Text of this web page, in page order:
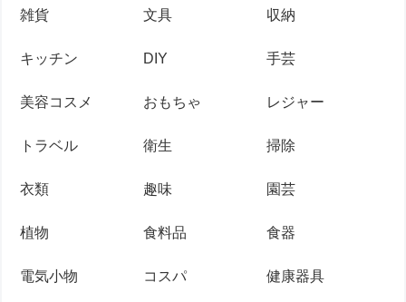
雑貨 文具 収納
キッチン DIY 手芸
美容コスメ おもちゃ レジャー
トラベル 衛生 掃除
衣類 趣味 園芸
植物 食料品 食器
電気小物 コスパ 健康器具